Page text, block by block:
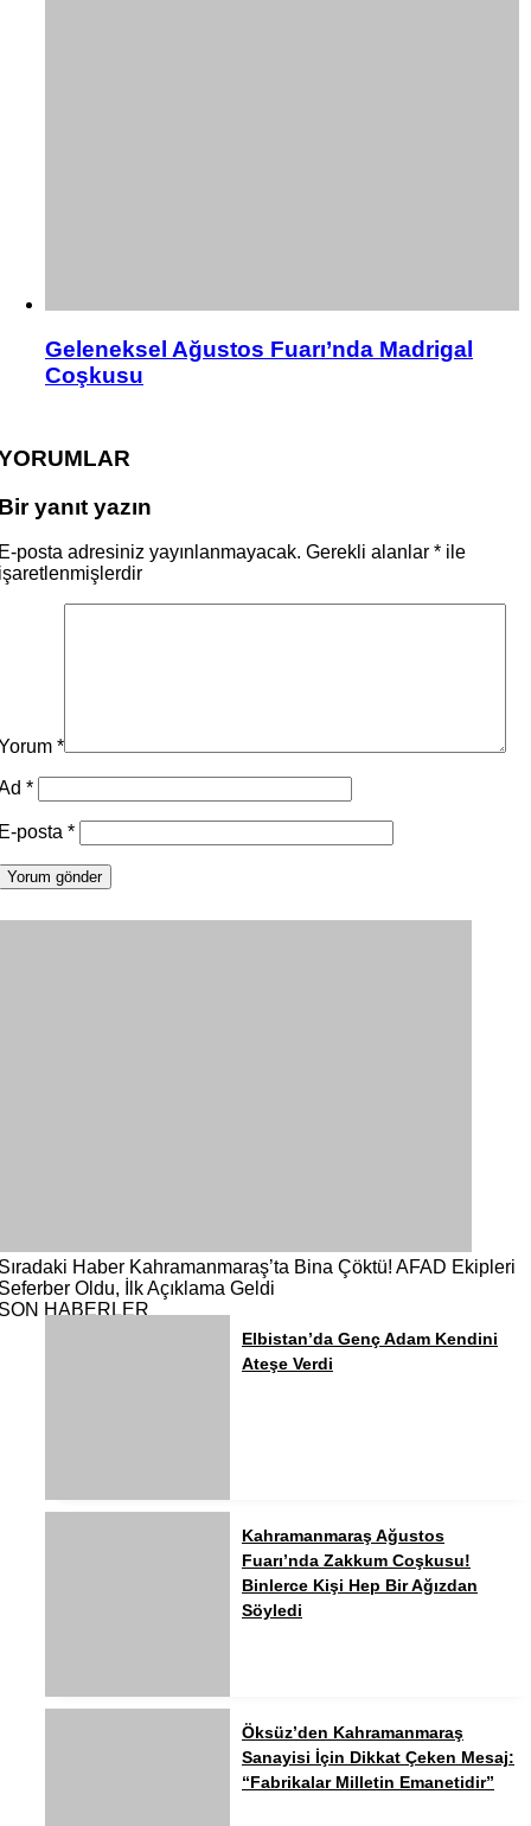
Geleneksel Ağustos Fuarı’nda Madrigal
Coşkusu
yanıt yazın
posta adresiniz yayınlanmayacak. Gerekli alanlar * ile
*
*
posta *
Haber Kahramanmaraş’ta Bina Çöktü! AFAD Ekipleri
Oldu, İlk Açıklama Geldi
HABERLER
Elbistan’da Genç Adam Kendini
Ateşe Verdi
Kahramanmaraş Ağustos
Fuarı’nda Zakkum Coşkusu!
Binlerce Kişi Hep Bir Ağızdan
Söyledi
Öksüz’den Kahramanmaraş
Sanayisi İçin Dikkat Çeken Mesaj:
“Fabrikalar Milletin Emanetidir”